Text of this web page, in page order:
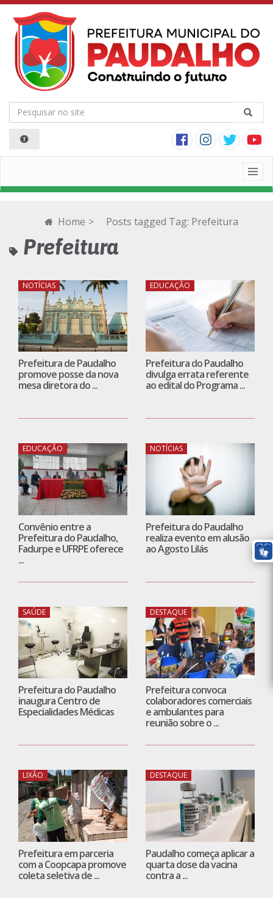
Home > Posts tagged Tag: Prefeitura
Prefeitura
NOTÍCIAS
Prefeitura de Paudalho
promove posse da nova
mesa diretora do ...
EDUCAÇÃO
Prefeitura do Paudalho
divulga errata referente
ao edital do Programa ...
EDUCAÇÃO
Convênio entre a
Prefeitura do Paudalho,
Fadurpe e UFRPE oferece
...
NOTÍCIAS
Prefeitura do Paudalho
realiza evento em alusão
ao Agosto Lilás
SAÚDE
Prefeitura do Paudalho
inaugura Centro de
Especialidades Médicas
DESTAQUE
Prefeitura convoca
colaboradores comerciais
e ambulantes para
reunião sobre o ...
LIXÃO
Prefeitura em parceria
com a Coopcapa promove
coleta seletiva de ...
DESTAQUE
Paudalho começa aplicar a
quarta dose da vacina
contra a ...